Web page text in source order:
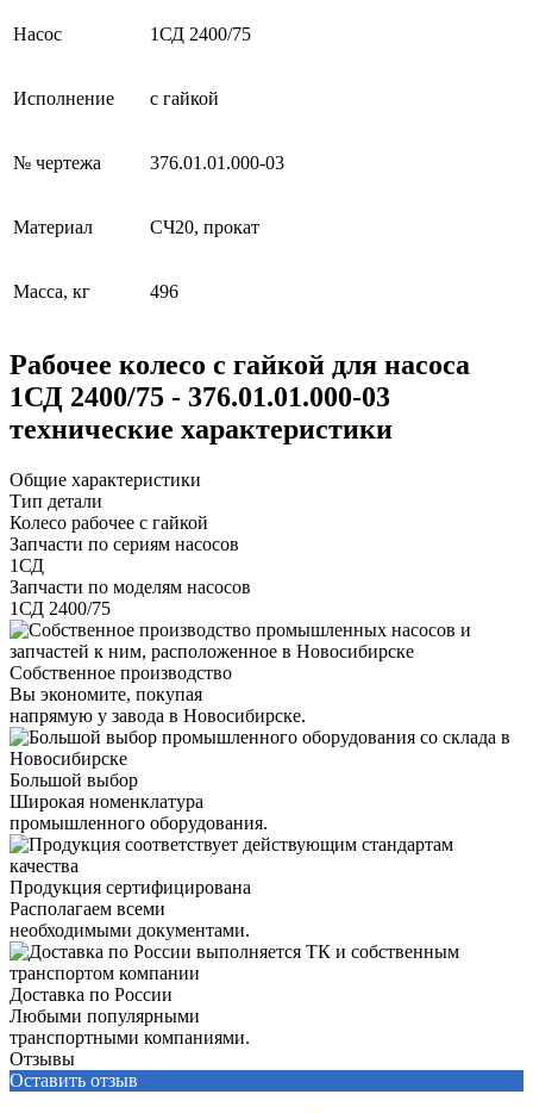
Насос 1СД 2400/75
Исполнение с гайкой
№ чертежа 376.01.01.000-03
Материал СЧ20, прокат
Масса, кг 496
Рабочее колесо с гайкой для насоса
1СД 2400/75 - 376.01.01.000-03
технические характеристики
Общие характеристики
Тип детали
Колесо рабочее с гайкой
Запчасти по сериям насосов
1СД
Запчасти по моделям насосов
1СД 2400/75
Собственное производство
Вы экономите, покупая
напрямую у завода в Новосибирске.
Большой выбор
Широкая номенклатура
промышленного оборудования.
Продукция сертифицирована
Располагаем всеми
необходимыми документами.
Доставка по России
Любыми популярными
транспортными компаниями.
Отзывы
Оставить отзыв